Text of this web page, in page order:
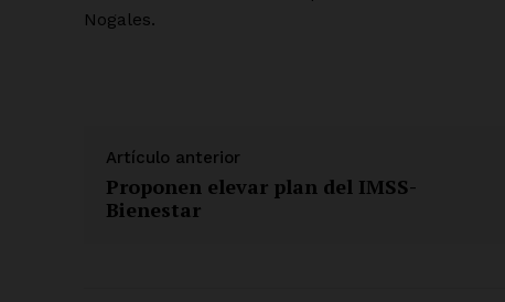
Nogales.
Artículo anterior
Proponen elevar plan del IMSS-
Bienestar